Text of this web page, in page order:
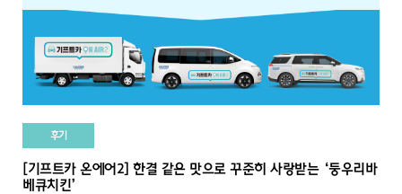
후기
[기프트카 온에어2] 한결 같은 맛으로 꾸준히 사랑받는 ‘둥우리바
베큐치킨’